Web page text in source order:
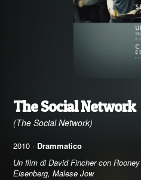
The Social Network
(The Social Network)
2010 · Drammatico
Un film di David Fincher con
Eisenberg, Malese Jow